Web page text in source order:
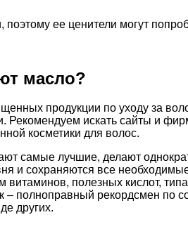
ее ценители могут
масло?
продукции по уходу за
Рекомендуем искать сайты и
косметики для волос.
самые лучшие, делают
и сохраняются все
витаминов, полезных кислот,
полноправный рекордсмен по
других.